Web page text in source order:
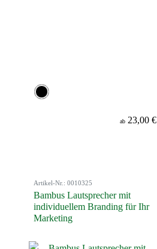
ab 23,00 €
Artikel-Nr.: 0010325
Bambus Lautsprecher mit
individuellem Branding für Ihr
Marketing